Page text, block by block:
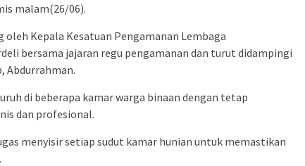
malam(26/06).
Kepala Kesatuan Pengamanan Lembaga
bersama jajaran regu pengamanan dan turut didampingi
Abdurrahman.
di beberapa kamar warga binaan dengan tetap
dan profesional.
menyisir setiap sudut kamar hunian untuk memastikan